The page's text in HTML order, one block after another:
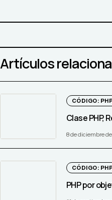
Artículos
CÓDIGO:
Clase PHP,
8 de diciembre
CÓDIGO:
PHP por